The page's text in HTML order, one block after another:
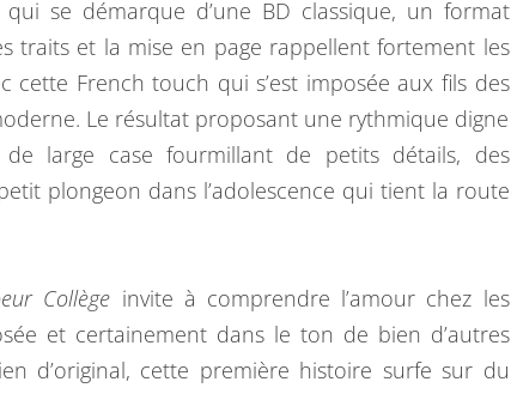
se démarque d’une BD classique, un format
traits et la mise en page rappellent fortement les
cette French touch qui s’est imposée aux fils des
Le résultat proposant une rythmique digne
large case fourmillant de petits détails, des
plongeon dans l’adolescence qui tient la route
Collège invite à comprendre l’amour chez les
et certainement dans le ton de bien d’autres
d’original, cette première histoire surfe sur du